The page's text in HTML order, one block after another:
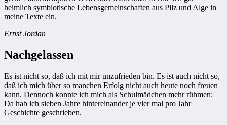
heimlich symbiotische Lebensgemeinschaften aus Pilz und Alge in
meine Texte ein.
Ernst Jordan
Nachgelassen
Es ist nicht so, daß ich mit mir unzufrieden bin. Es ist auch nicht so,
daß ich mich über so manchen Erfolg nicht auch heute noch freuen
kann. Dennoch konnte ich mich als Schulmädchen mehr rühmen:
Da hab ich sieben Jahre hintereinander je vier mal pro Jahr
Geschichte geschrieben.